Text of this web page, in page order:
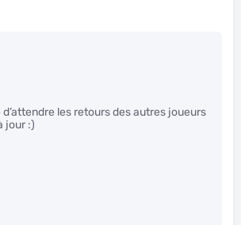
d’attendre les retours des autres joueurs
jour :)